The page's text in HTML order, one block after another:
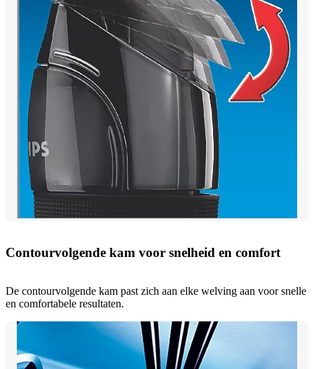
Contourvolgende kam voor snelheid en comfort
De contourvolgende kam past zich aan elke welving aan voor snelle
en comfortabele resultaten.